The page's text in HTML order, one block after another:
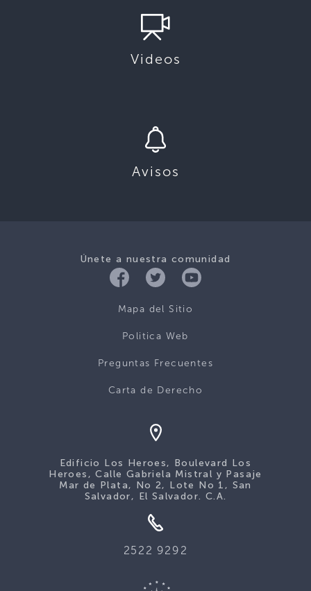
Videos
Avisos
Únete a nuestra comunidad
Mapa del Sitio
Politica Web
Preguntas Frecuentes
Carta de Derecho
Edificio Los Heroes, Boulevard Los
Heroes, Calle Gabriela Mistral y Pasaje
Mar de Plata, No 2, Lote No 1, San
Salvador, El Salvador. C.A.
2522 9292